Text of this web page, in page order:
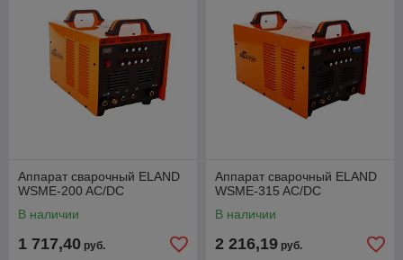
Аппарат сварочный ELAND
WSME-200 AC/DC
В наличии
1 717,40 руб.
Аппарат сварочный ELAND
WSME-315 AC/DC
В наличии
2 216,19 руб.